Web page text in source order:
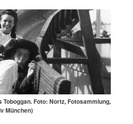
Toboggan. Foto: Nortz, Fotosammlung,
München)